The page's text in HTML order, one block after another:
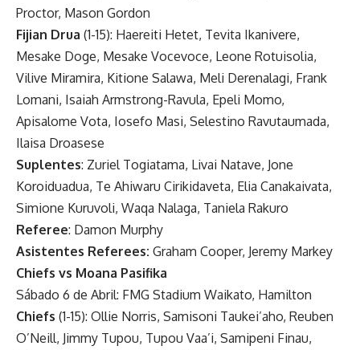
Proctor, Mason Gordon
Fijian Drua (1-15): Haereiti Hetet, Tevita Ikanivere,
Mesake Doge, Mesake Vocevoce, Leone Rotuisolia,
Vilive Miramira, Kitione Salawa, Meli Derenalagi, Frank
Lomani, Isaiah Armstrong-Ravula, Epeli Momo,
Apisalome Vota, Iosefo Masi, Selestino Ravutaumada,
Ilaisa Droasese
Suplentes: Zuriel Togiatama, Livai Natave, Jone
Koroiduadua, Te Ahiwaru Cirikidaveta, Elia Canakaivata,
Simione Kuruvoli, Waqa Nalaga, Taniela Rakuro
Referee: Damon Murphy
Asistentes Referees: Graham Cooper, Jeremy Markey
Chiefs vs Moana Pasifika
Sábado 6 de Abril: FMG Stadium Waikato, Hamilton
Chiefs (1-15): Ollie Norris, Samisoni Taukei’aho, Reuben
O’Neill, Jimmy Tupou, Tupou Vaa’i, Samipeni Finau,